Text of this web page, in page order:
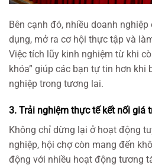
Bên cạnh đó, nhiều doanh
dụng, mở ra cơ hội thực tập và
Việc tích lũy kinh nghiệm từ khi
khóa” giúp các bạn tự tin hơn khi
nghiệp trong tương lai.
3. Trải nghiệm thực tế kết nối giá
Không chỉ dừng lại ở hoạt động
nghiệp, hội chợ còn mang đến
động với nhiều hoạt động tương